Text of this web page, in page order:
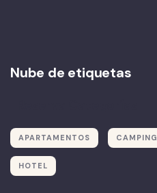
Nube de etiquetas
APARTAMENTOS CAMPING
HOTEL